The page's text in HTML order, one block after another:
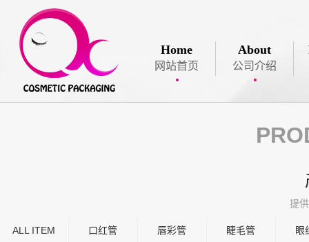
Home
网站首页
About
公司介绍
提
ALL ITEM 口红管 唇彩管 睫毛管 眼